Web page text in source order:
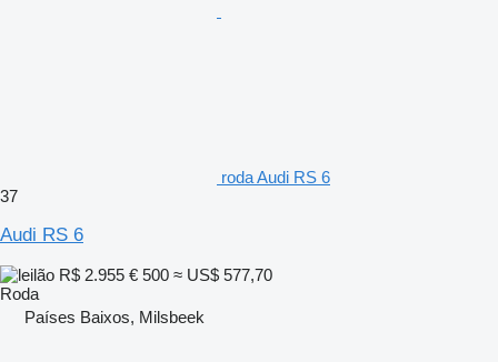
roda Audi RS 6
37
Audi RS 6
R$ 2.955 € 500 ≈ US$ 577,70
Roda
Países Baixos, Milsbeek